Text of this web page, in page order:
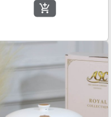
add_shopping_cart